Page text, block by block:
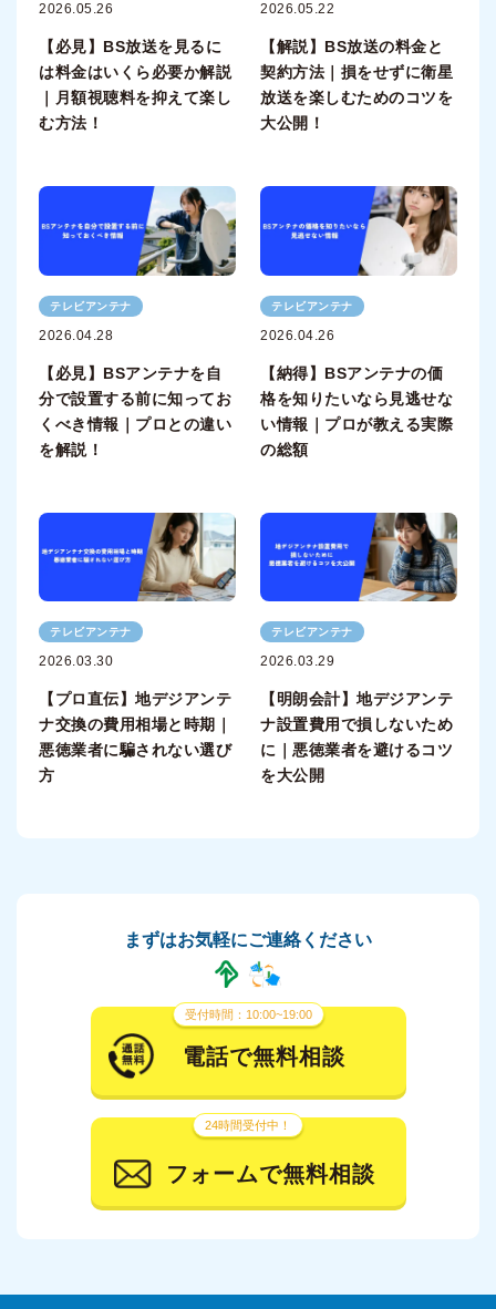
2026.05.26
【必見】BS放送を見るに
は料金はいくら必要か解説
｜月額視聴料を抑えて楽し
む方法！
2026.05.22
【解説】BS放送の料金と
契約方法｜損をせずに衛星
放送を楽しむためのコツを
大公開！
テレビアンテナ
2026.04.28
【必見】BSアンテナを自
分で設置する前に知ってお
くべき情報｜プロとの違い
を解説！
テレビアンテナ
2026.04.26
【納得】BSアンテナの価
格を知りたいなら見逃せな
い情報｜プロが教える実際
の総額
テレビアンテナ
2026.03.30
【プロ直伝】地デジアンテ
ナ交換の費用相場と時期｜
悪徳業者に騙されない選び
方
テレビアンテナ
2026.03.29
【明朗会計】地デジアンテ
ナ設置費用で損しないため
に｜悪徳業者を避けるコツ
を大公開
まずはお気軽にご連絡ください
受付時間：10:00~19:00
電話で無料相談
24時間受付中！
フォームで無料相談